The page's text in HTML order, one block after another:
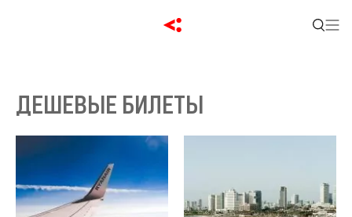
ДЕШЕВЫЕ БИЛЕТЫ